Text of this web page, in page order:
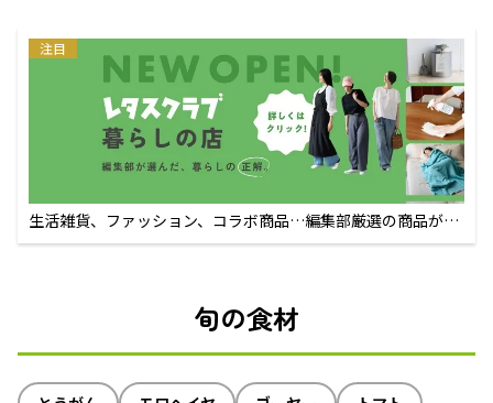
注目
生活雑貨、ファッション、コラボ商品…編集部厳選の商品が買
えるECサイト
旬の食材